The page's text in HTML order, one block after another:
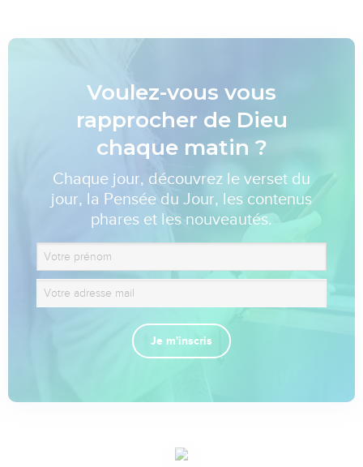
Voulez-vous vous
rapprocher de Dieu
chaque matin ?
Chaque jour, découvrez le verset du
jour, la Pensée du Jour, les contenus
phares et les nouveautés.
Je m'inscris